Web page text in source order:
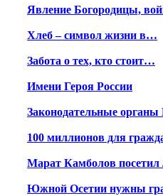
Явление Богородицы,
Хлеб – символ жизни в…
Забота о тех, кто стоит…
Имени Героя России
Законодательные
100 миллионов для
Марат Камболов посетил
Южной Осетии нужны